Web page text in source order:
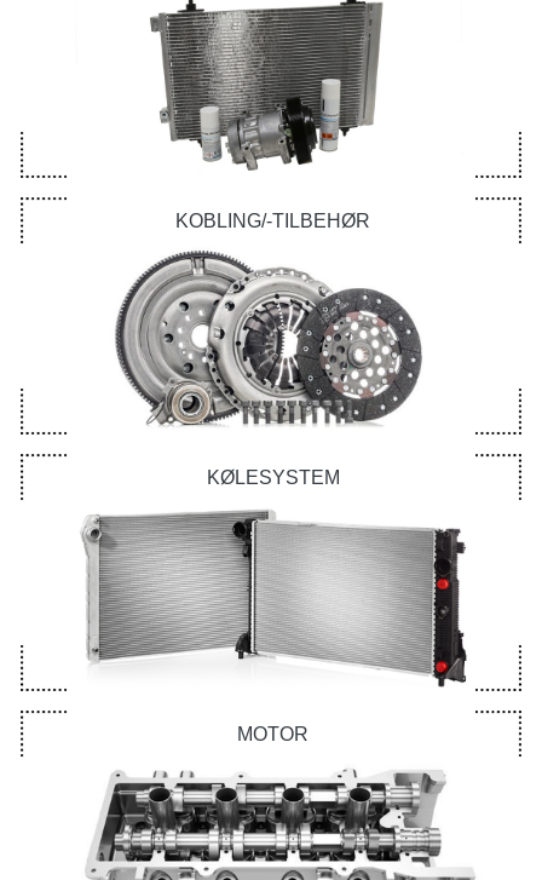
KOBLING/-TILBEHØR
KØLESYSTEM
MOTOR